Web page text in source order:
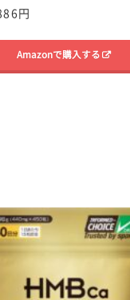
円
Amazonで購入する